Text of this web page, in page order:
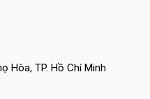
Hòa, TP. Hồ Chí Minh